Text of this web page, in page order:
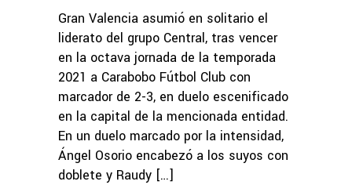
Gran Valencia asumió en solitario el
liderato del grupo Central, tras vencer
en la octava jornada de la temporada
2021 a Carabobo Fútbol Club con
marcador de 2-3, en duelo escenificado
en la capital de la mencionada entidad.
En un duelo marcado por la intensidad,
Ángel Osorio encabezó a los suyos con
doblete y Raudy […]